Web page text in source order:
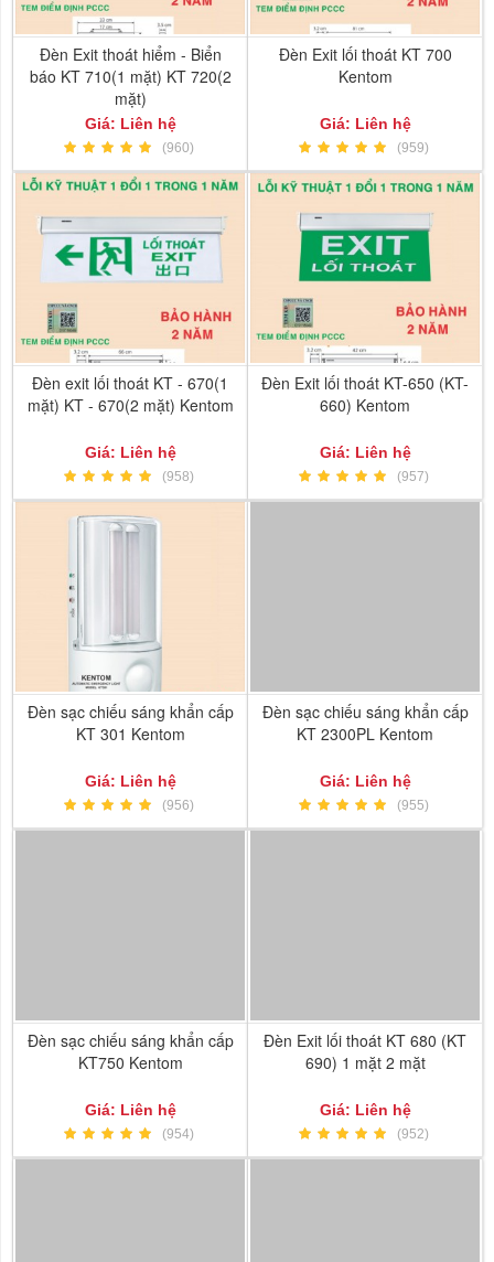
Đèn Exit thoát hiểm - Biển
báo KT 710(1 mặt) KT 720(2
mặt)
Giá: Liên hệ
(960)
Đèn Exit lối thoát KT 700
Kentom
Giá: Liên hệ
(959)
Đèn exit lối thoát KT - 670(1
mặt) KT - 670(2 mặt) Kentom
Giá: Liên hệ
(958)
Đèn Exit lối thoát KT-650 (KT-
660) Kentom
Giá: Liên hệ
(957)
Đèn sạc chiếu sáng khẩn cấp
KT 301 Kentom
Giá: Liên hệ
(956)
Đèn sạc chiếu sáng khẩn cấp
KT 2300PL Kentom
Giá: Liên hệ
(955)
Đèn sạc chiếu sáng khẩn cấp
KT750 Kentom
Giá: Liên hệ
(954)
Đèn Exit lối thoát KT 680 (KT
690) 1 mặt 2 mặt
Giá: Liên hệ
(952)